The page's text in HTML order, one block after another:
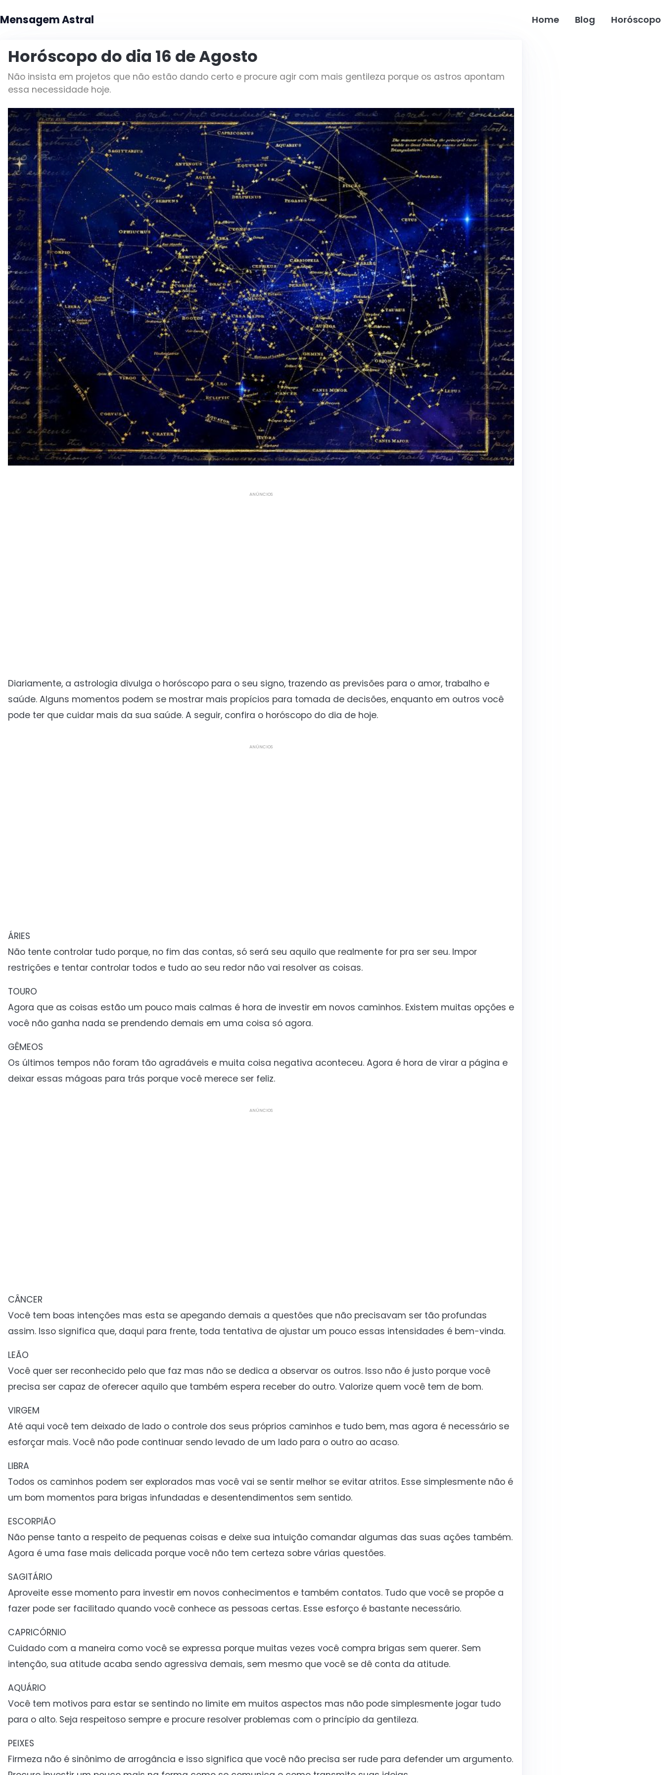
Mensagem Astral Home Blog Horóscopo
Horóscopo do dia 16 de Agosto
Não insista em projetos que não estão dando certo e procure agir com mais gentileza porque os astros apontam
essa necessidade hoje.
ANÚNCIOS
Diariamente, a astrologia divulga o horóscopo para o seu signo, trazendo as previsões para o amor, trabalho e
saúde. Alguns momentos podem se mostrar mais propícios para tomada de decisões, enquanto em outros você
pode ter que cuidar mais da sua saúde. A seguir, confira o horóscopo do dia de hoje.
ANÚNCIOS
ÁRIES
Não tente controlar tudo porque, no fim das contas, só será seu aquilo que realmente for pra ser seu. Impor
restrições e tentar controlar todos e tudo ao seu redor não vai resolver as coisas.
TOURO
Agora que as coisas estão um pouco mais calmas é hora de investir em novos caminhos. Existem muitas opções e
você não ganha nada se prendendo demais em uma coisa só agora.
GÊMEOS
Os últimos tempos não foram tão agradáveis e muita coisa negativa aconteceu. Agora é hora de virar a página e
deixar essas mágoas para trás porque você merece ser feliz.
ANÚNCIOS
CÂNCER
Você tem boas intenções mas esta se apegando demais a questões que não precisavam ser tão profundas
assim. Isso significa que, daqui para frente, toda tentativa de ajustar um pouco essas intensidades é bem-vinda.
LEÃO
Você quer ser reconhecido pelo que faz mas não se dedica a observar os outros. Isso não é justo porque você
precisa ser capaz de oferecer aquilo que também espera receber do outro. Valorize quem você tem de bom.
VIRGEM
Até aqui você tem deixado de lado o controle dos seus próprios caminhos e tudo bem, mas agora é necessário se
esforçar mais. Você não pode continuar sendo levado de um lado para o outro ao acaso.
LIBRA
Todos os caminhos podem ser explorados mas você vai se sentir melhor se evitar atritos. Esse simplesmente não é
um bom momentos para brigas infundadas e desentendimentos sem sentido.
ESCORPIÃO
Não pense tanto a respeito de pequenas coisas e deixe sua intuição comandar algumas das suas ações também.
Agora é uma fase mais delicada porque você não tem certeza sobre várias questões.
SAGITÁRIO
Aproveite esse momento para investir em novos conhecimentos e também contatos. Tudo que você se propõe a
fazer pode ser facilitado quando você conhece as pessoas certas. Esse esforço é bastante necessário.
CAPRICÓRNIO
Cuidado com a maneira como você se expressa porque muitas vezes você compra brigas sem querer. Sem
intenção, sua atitude acaba sendo agressiva demais, sem mesmo que você se dê conta da atitude.
AQUÁRIO
Você tem motivos para estar se sentindo no limite em muitos aspectos mas não pode simplesmente jogar tudo
para o alto. Seja respeitoso sempre e procure resolver problemas com o princípio da gentileza.
PEIXES
Firmeza não é sinônimo de arrogância e isso significa que você não precisa ser rude para defender um argumento.